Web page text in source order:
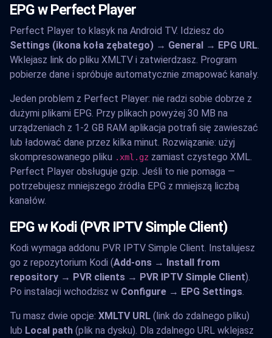
EPG w Perfect Player
Perfect Player to klasyk na Android TV. Idziesz do
Settings (ikona koła zębatego) → General → EPG URL
Wklejasz link do pliku XMLTV i zatwierdzasz. Program
pobierze dane i spróbuje automatycznie zmapować kanały.
Jeden problem z Perfect Player: nie radzi sobie dobrze z
dużymi plikami EPG. Przy plikach powyżej 30 MB na
urządzeniach z 1-2 GB RAM aplikacja potrafi się zawieszać
lub ładować dane przez kilka minut. Rozwiązanie: użyj
skompresowanego pliku .xml.gz zamiast czystego XML.
Perfect Player obsługuje gzip. Jeśli to nie pomaga —
potrzebujesz mniejszego źródła EPG z mniejszą liczbą
kanałów.
EPG w Kodi (PVR IPTV Simple Client)
Kodi wymaga addonu PVR IPTV Simple Client. Instalujesz
go z repozytorium Kodi (Add-ons → Install from
repository → PVR clients → PVR IPTV Simple Client).
Po instalacji wchodzisz w Configure → EPG Settings
Tu masz dwie opcje: XMLTV URL (link do zdalnego pliku)
lub Local path (plik na dysku). Dla zdalnego URL wklejasz